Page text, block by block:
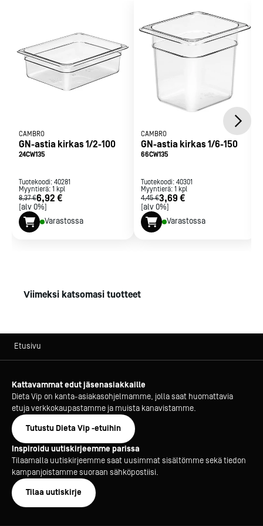
Täyttää kaikilta osin EN 631-1 gastronorm standardia
CAMBRO
GN-astia kirkas 1/2-100
24CW135
Tuotekoodi: 40281
Myyntierä: 1 kpl
8,37 €6,92 €
[alv 0%]
Varastossa
CAMBRO
GN-astia kirkas 1/6-150
66CW135
Tuotekoodi: 40301
Myyntierä: 1 kpl
4,45 €3,69 €
[alv 0%]
Varastossa
Viimeksi katsomasi tuotteet
Etusivu
Kattavammat edut jäsenasiakkaille
Dieta Vip on kanta-asiakasohjelmamme, jolla saat huomattavia
etuja verkkokaupastamme ja muista kanavistamme.
Tutustu Dieta Vip -etuihin
Inspiroidu uutiskirjeemme parissa
Tilaamalla uutiskirjeemme saat uusimmat sisältömme sekä tiedon
kampanjoistamme suoraan sähköpostiisi.
Tilaa uutiskirje